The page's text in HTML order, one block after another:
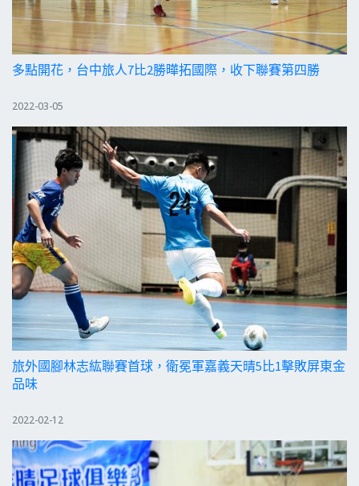
多點開花，台中旅人7比2勝曄拓國際，收下聯賽第四勝
2022-03-05
旅外國腳林志紘聯賽首球，衛冕軍嘉義天晴5比1擊敗屏東金
品味
2022-02-12